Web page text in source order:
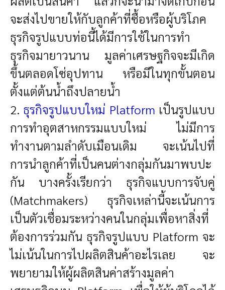
จะส่งไปขายให้กับลูกค้าที่ซื้อหรือผู้บริโภค
ธุรกิจรูปแบบท่อนี้ได้มีการใช้ในการทำ
ธุรกิจมายาวนาน มูลค่าเศรษฐกิจจะมีเกิด
ขึ้นตลอดโซ่อุปทาน หรือมีในทุกขั้นตอน
ตั้งแต่ต้นน้ำถึงปลายน้ำ
2. ธุรกิจรูปแบบใหม่ Platform เป็นรูปแบบ
การทำอุตสาหกรรมแบบใหม่ ไม่มีการ
ทำงานตามลำดับเมือนเดิม จะเน้นไปที่
การนำลูกค้าที่เป็นคนต่างกลุ่มกันมาพบปะ
กัน บางครั้งเรียกว่า ธุรกิจแบบการจับคู่
(Matchmakers) ธุรกิจเหล่านี้จะเน้นการ
เป็นตัวเชื่อมระหว่างคนในกลุ่มเพื่อหาสิ่งที่
ต้องการร่วมกัน ธุรกิจรูปแบบ Platform จะ
ไม่เน้นในการไปผลิตสินค้าอะไรเลย จะ
พยายามให้ผู้ผลิตสินค่าสร้างมูลค่า